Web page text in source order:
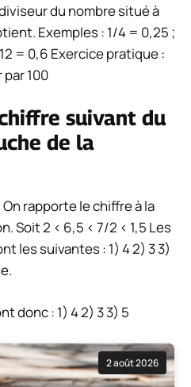
du nombre situé à
Exemples : 1/4 = 0,25 ;
= 0,6 Exercice pratique :
100
suivant du
de la
rapporte le chiffre à la
Soit 2 < 6,5 < 7/2 < 1,5 Les
les suivantes : 1) 4 2) 3 3)
donc : 1) 4 2) 3 3) 5
2 août 2026